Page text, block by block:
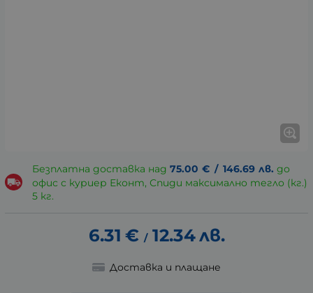
Безплатна доставка над 75.00 € / 146.69 лв. до
офис с куриер Еконт, Спиди максимално тегло (кг.)
5 кг.
6.31 € / 12.34лв.
Доставка и плащане